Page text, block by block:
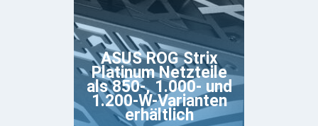
ASUS ROG Strix
Platinum Netzteile
als 850-, 1.000- und
1.200-W-Varianten
erhältlich